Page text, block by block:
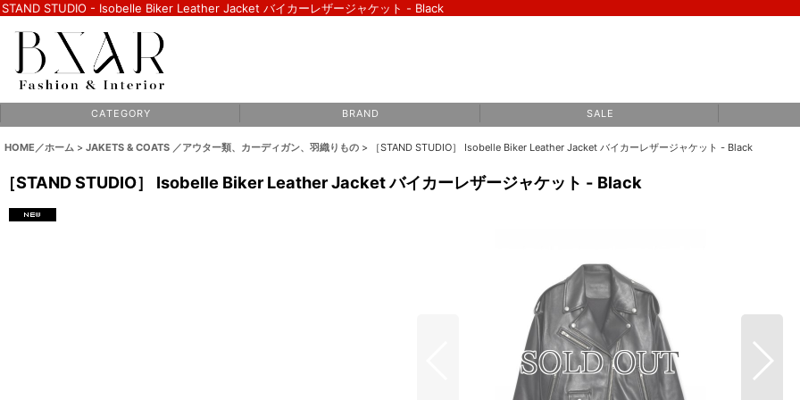
STAND STUDIO - Isobelle Biker Leather Jacket バイカーレザージャケット - Black
C A T E G O R Y B R A N D S A L E
HOME／ホーム > JAKETS & COATS ／アウター類、カーディガン、羽織りもの > ［STAND STUDIO］ Isobelle Biker Leather Jacket バイカーレザージャケット - Black
［STAND STUDIO］ Isobelle Biker Leather Jacket バイカーレザージャケット - Black